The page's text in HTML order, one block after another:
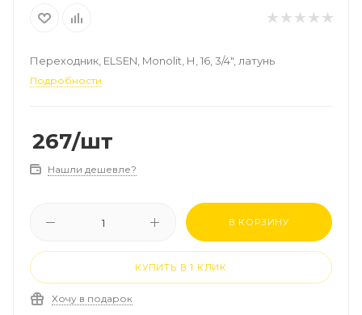
Переходник, ELSEN, Monolit, Н, 16, 3/4", латунь
Подробности
267/шт
Нашли дешевле?
В КОРЗИНУ
КУПИТЬ В 1 КЛИК
Хочу в подарок